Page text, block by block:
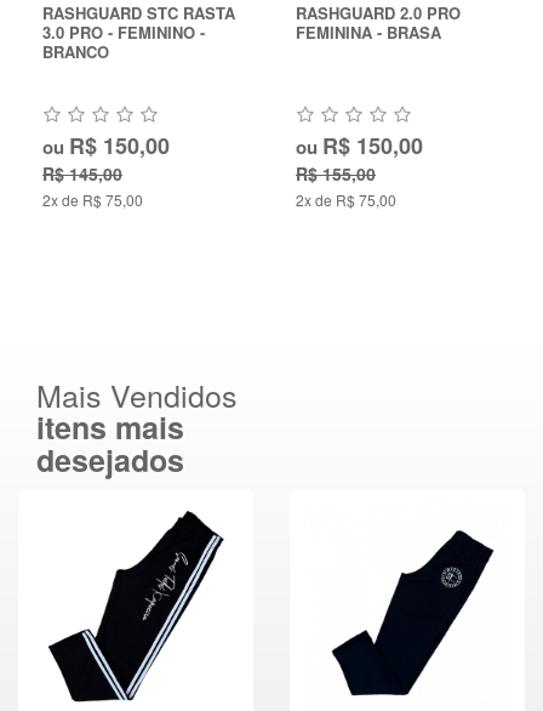
RASHGUARD STC RASTA
3.0 PRO - FEMININO -
BRANCO
ou R$ 150,00
R$ 145,00
2x de R$ 75,00
RASHGUARD 2.0 PRO
FEMININA - BRASA
ou R$ 150,00
R$ 155,00
2x de R$ 75,00
Mais Vendidos
itens mais
desejados